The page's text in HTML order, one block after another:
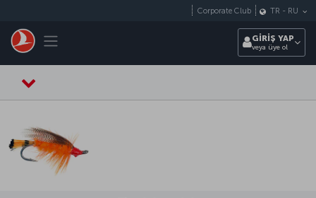
Toggle navigation
Corporate Club TR - RU
GİRİŞ YAP
veya üye ol